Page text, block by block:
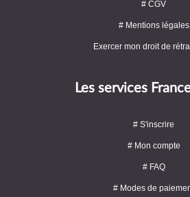
# CGV
# Mentions légales
Exercer mon droit de
Les services
# S'inscrire
# Mon compte
# FAQ
# Modes de